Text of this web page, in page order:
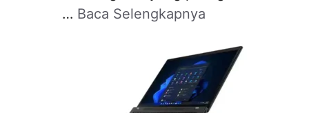
… Baca Selengkapnya